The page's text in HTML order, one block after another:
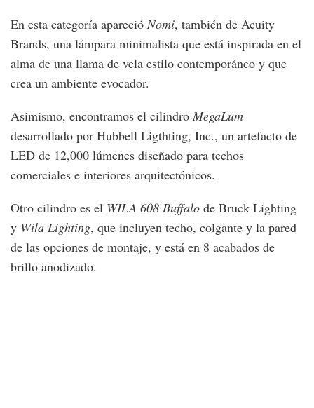
En esta categoría aparecióNomi, también de Acuity
Brands, una lámpara minimalista que está inspirada en el
alma de una llama de vela estilo contemporáneo y que
crea un ambiente evocador.
Asimismo, encontramos el cilindro MegaLum
desarrollado por Hubbell Ligthting, Inc., un artefacto de
LED de 12,000 lúmenes diseñado para techos
comerciales e interiores arquitectónicos.
Otro cilindro es el WILA 608 Buffalo de Bruck Lighting
y Wila Lighting, que incluyen techo, colgante y la pared
de las opciones de montaje, y está en 8 acabados de
brillo anodizado.